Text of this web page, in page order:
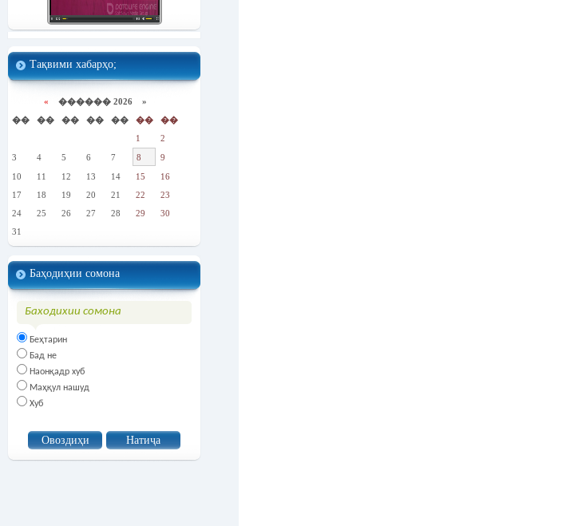
Тақвими хабарҳо;
« ������ 2026 »
��
�� �� �� �� ��
��
1
2
3
4 5 6 7 8
9
10
11 12 13 14 15
16
17
18 19 20 21 22
23
24
25 26 27 28 29
30
31
Баҳодиҳии сомона
Баходихии сомона
Беҳтарин
Бад не
Наонқадр хуб
Маҳқул нашуд
Хуб